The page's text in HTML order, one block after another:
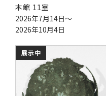
本館 11室
2026年7月14日～
2026年10月4日
展示中